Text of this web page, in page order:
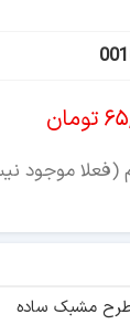
تومان
(فعلا موجود
مشبک ساده